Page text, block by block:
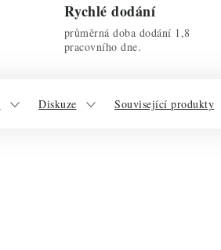
Rychlé dodání
průměrná doba dodání 1,8
pracovního dne.
Diskuze Související produkty